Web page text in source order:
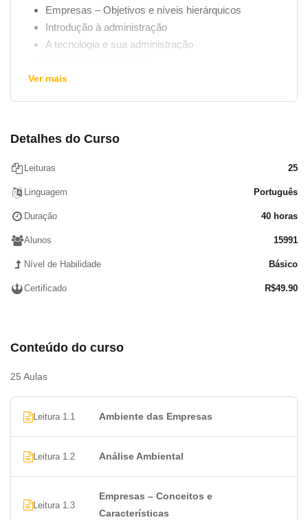
Empresas – Objetivos e níveis hierárquicos
Introdução à administração
A tecnologia e sua administração
Estratégia empresarial
Comunicação
Controle
Departamentalização
Estrutura organizacional
Amplitude de comando e de controle
Liderança
Ver mais
Detalhes do Curso
Leituras 25
Linguagem Português
Duração 40 horas
Alunos 15991
Nível de Habilidade Básico
Certificado R$49.90
Conteúdo do curso
25 Aulas
Leitura 1.1 Ambiente das Empresas
Leitura 1.2 Análise Ambiental
Leitura 1.3
Empresas – Conceitos e
Características